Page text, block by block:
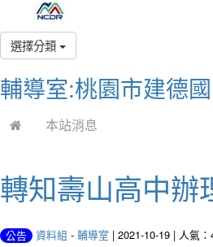
選擇分類
輔導室:桃園市建德
本站消息
轉知壽山高中辦
公告 資料組 - 輔導室 | 2021-10-19 | 人氣